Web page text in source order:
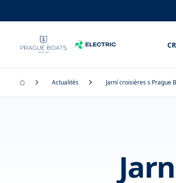
Actualités Jarní croisières s Prague